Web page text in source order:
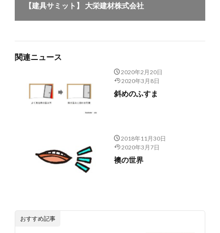
【建具サミット】 大栄建材株式会社
関連ニュース
2020年2月20日
2020年3月8日
斜めのふすま
2018年11月30日
2020年3月7日
襖の世界
おすすめ記事